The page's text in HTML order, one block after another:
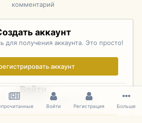
комментарий
аккаунт
для получения аккаунта. Это просто!
аккаунт
Войти
Войдите здесь.
Войти Регистрация Больше